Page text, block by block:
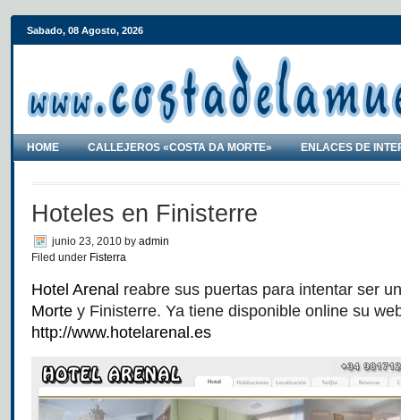
Sabado, 08 Agosto, 2026
HOME CALLEJEROS «COSTA DA MORTE» ENLACES DE
Hoteles en Finisterre
junio 23, 2010 by admin
Filed under Fisterra
Hotel Arenal reabre sus puertas para intentar ser
Morte y Finisterre. Ya tiene disponible online su
http://www.hotelarenal.es